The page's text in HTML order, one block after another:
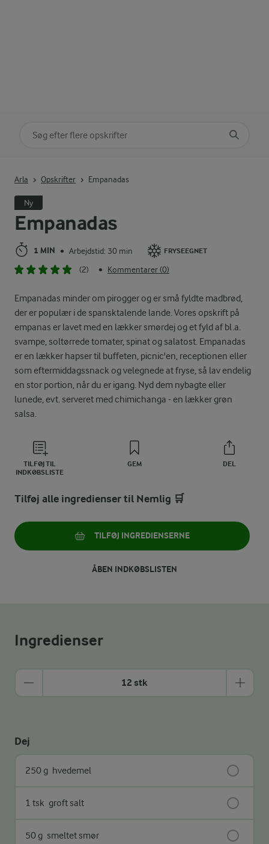
Empanadas
1 MIN • Arbejdstid: 30 min FRYSEEGNET
(2) • Kommentarer (0)
Empanadas minder om pirogger og er små fyldte madbrød,
der er populær i de spansktalende lande. Vores opskrift på
empanas er lavet med en lækker smørdej og et fyld af bl.a.
svampe, soltørrede tomater, spinat og salatost. Empanadas
er en lækker hapser til buffeten, picnic'en, receptionen eller
som eftermiddagssnack og velegnede at fryse, så lav endelig
en stor portion, når du er igang. Nyd dem nybagte eller
lunede, evt. serveret med chimichanga - en lækker grøn
salsa.
TILFØJ TIL
INDKØBSLISTE
GEM DEL
Arla Opskrifter Empanadas
Ny
Tilføj alle ingredienser til Nemlig 🛒
TILFØJ INGREDIENSERNE
ÅBEN INDKØBSLISTEN
Ingredienser
12 stk
Dej
250 g hvedemel
1 tsk groft salt
50 g smeltet smør
Søg på kategori